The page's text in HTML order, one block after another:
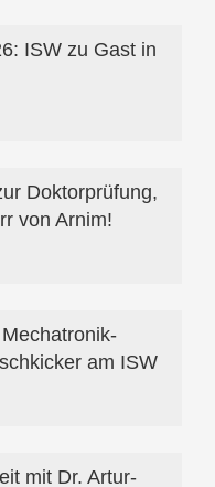
ISW zu Gast in
Doktorprüfung,
von Arnim!
am ISW
mit Dr. Artur-